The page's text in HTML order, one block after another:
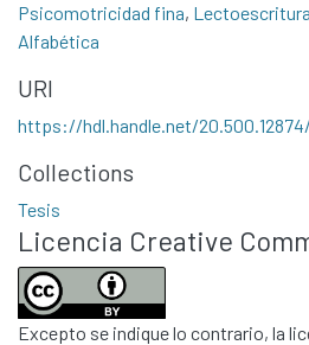
All of DSpace
Statistics
Contacto
Políticas
Psicomotricidad fina, Lectoescritura
Alfabética
URI
https://hdl.handle.net/
Collections
Tesis
Licencia Creative
Excepto se indique lo contrario, la